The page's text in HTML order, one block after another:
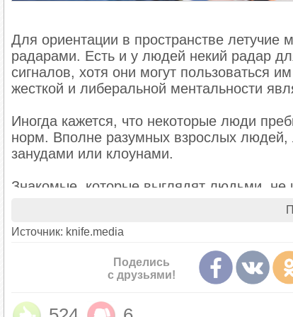
Для ориентации в пространстве
радарами. Есть и у людей некий радар
сигналов, хотя они могут пользоваться
жесткой и либеральной ментальности
Иногда кажется, что некоторые люди
норм. Вполне разумных взрослых
занудами или клоунами.
Знакомые, которые выглядят людьми, не
социальных норм, есть у каждого из нас.
фривольное даже на официальной
мероприятии рассказывает одни и те же
глаз и тоскливые лица окружающих.
одноименном фильме «казахский
с пакетом собственных какашек. В
понимают, чего от них ждут, и обычно
Источник: knife.media
Поделись
с друзьями!